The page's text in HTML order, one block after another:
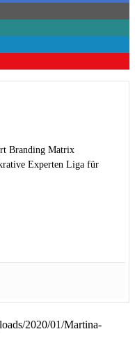
Branding Matrix
Experten Liga für
2020/01/Martina-